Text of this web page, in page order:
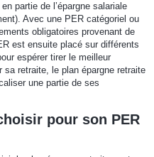
partie de l’épargne salariale
Avec une PER catégoriel ou
obligatoires provenant de
est ensuite placé sur différents
espérer tirer le meilleur
sa retraite, le plan épargne retraite
une partie de ses
pour son PER